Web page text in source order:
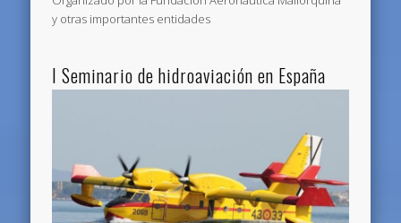
y otras importantes entidades
I Seminario de hidroaviación en España